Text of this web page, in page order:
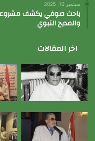
سبتمبر 10, 2025
باحث صوفي يكشف
والمديح النبوي
اخر المقالات